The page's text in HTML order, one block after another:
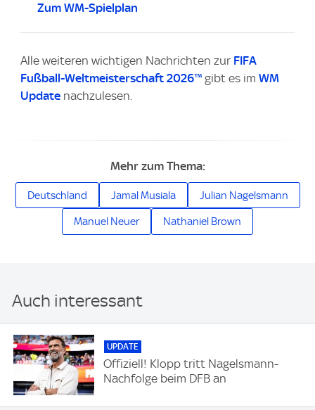
Zum WM-Spielplan
Alle weiteren wichtigen Nachrichten zur FIFA
Fußball-Weltmeisterschaft 2026™ gibt es im WM
Update nachzulesen.
Mehr zum Thema:
Deutschland Jamal Musiala Julian Nagelsmann
Manuel Neuer Nathaniel Brown
Auch interessant
UPDATE
Offiziell! Klopp tritt Nagelsmann-
Nachfolge beim DFB an